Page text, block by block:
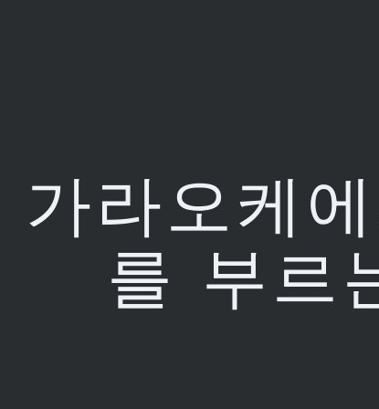
가라오케
를 부르